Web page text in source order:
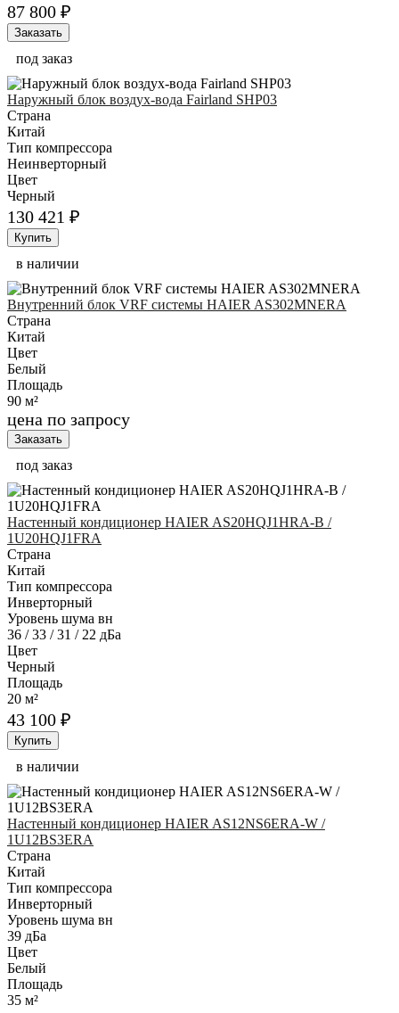
87 800 ₽
Заказать
под заказ
Наружный блок воздух-вода Fairland SHP03
Страна
Китай
Тип компрессора
Неинверторный
Цвет
Черный
130 421 ₽
Купить
в наличии
Внутренний блок VRF системы HAIER AS302MNERA
Страна
Китай
Цвет
Белый
Площадь
90 м²
цена по запросу
Заказать
под заказ
Настенный кондиционер HAIER AS20HQJ1HRA-B /
1U20HQJ1FRA
Страна
Китай
Тип компрессора
Инверторный
Уровень шума вн
36 / 33 / 31 / 22 дБа
Цвет
Черный
Площадь
20 м²
43 100 ₽
Купить
в наличии
Настенный кондиционер HAIER AS12NS6ERA-W /
1U12BS3ERA
Страна
Китай
Тип компрессора
Инверторный
Уровень шума вн
39 дБа
Цвет
Белый
Площадь
35 м²